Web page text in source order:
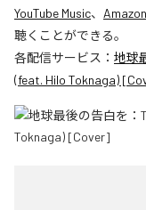
YouTube Music、
聴くことができる。
各配信サービス： 地球
(feat. Hilo Toknaga)